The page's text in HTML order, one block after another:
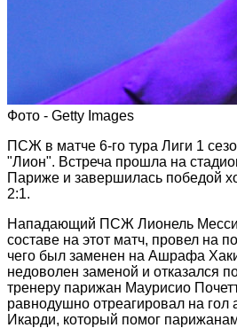
Фото - Getty Images
ПСЖ в матче 6-го тура Лиги 1
"Лион". Встреча прошла на
Париже и завершилась победой
2:1.
Нападающий ПСЖ Лионель
составе на этот матч, провел на
чего был заменен на Ашрафа
недоволен заменой и отказался
тренеру парижан Маурисио
равнодушно отреагировал на гол
Икарди, который помог